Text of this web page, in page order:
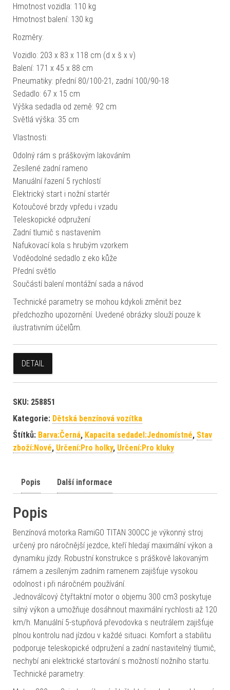
Hmotnost vozidla: 110 kg
Hmotnost balení: 130 kg
Rozměry:
Vozidlo: 203 x 83 x 118 cm (d x š x v)
Balení: 171 x 45 x 88 cm
Pneumatiky: přední 80/100-21, zadní 100/90-18
Sedadlo: 67 x 15 cm
Výška sedadla od země: 92 cm
Světlá výška: 35 cm
Vlastnosti:
Odolný rám s práškovým lakováním
Zesílené zadní rameno
Manuální řazení 5 rychlostí
Elektrický start i nožní startér
Kotoučové brzdy vpředu i vzadu
Teleskopické odpružení
Zadní tlumič s nastavením
Nafukovací kola s hrubým vzorkem
Voděodolné sedadlo z eko kůže
Přední světlo
Součástí balení montážní sada a návod
Technické parametry se mohou kdykoli změnit bez
předchozího upozornění. Uvedené obrázky slouží pouze k
ilustrativním účelům.
DETAIL
SKU: 258851
Kategorie: Dětská benzínová vozítka
Štítků: Barva:Černá, Kapacita sedadel:Jednomístné, Stav
zboží:Nové, Určení:Pro holky, Určení:Pro kluky
Popis Další informace
Popis
Benzínová motorka RamiGO TITAN 300CC je výkonný stroj
určený pro náročnější jezdce, kteří hledají maximální výkon a
dynamiku jízdy. Robustní konstrukce s práškově lakovaným
rámem a zesíleným zadním ramenem zajišťuje vysokou
odolnost i při náročném používání.
Jednoválcový čtyřtaktní motor o objemu 300 cm3 poskytuje
silný výkon a umožňuje dosáhnout maximální rychlosti až 120
km/h. Manuální 5-stupňová převodovka s neutrálem zajišťuje
plnou kontrolu nad jízdou v každé situaci. Komfort a stabilitu
podporuje teleskopické odpružení a zadní nastavitelný tlumič,
nechybí ani elektrické startování s možností nožního startu.
Technické parametry: